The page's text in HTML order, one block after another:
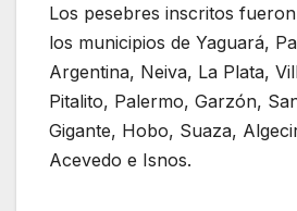
Los pesebres inscritos
los municipios de Yaguará,
Argentina, Neiva, La Plata,
Pitalito, Palermo, Garzón,
Gigante, Hobo, Suaza,
Acevedo e Isnos.